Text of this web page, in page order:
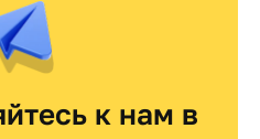
к нам в